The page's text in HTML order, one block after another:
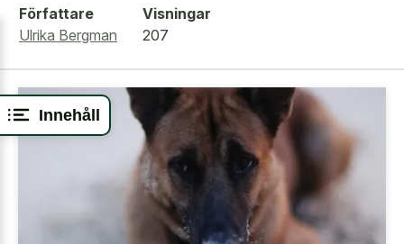
Innehåll
Författare
Ulrika Bergman
Visningar
207